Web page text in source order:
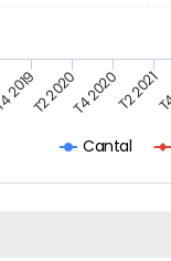
Cantal
2019T2 2020T4 2020T2 2021